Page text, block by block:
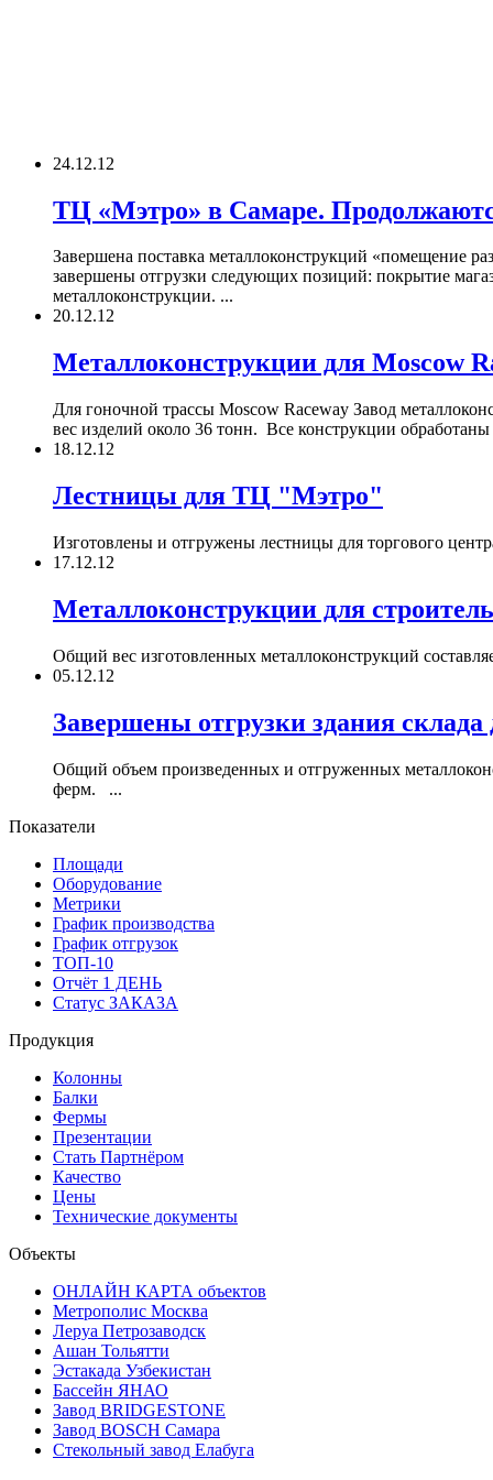
24.12.12
ТЦ «Мэтро» в Самаре.
Завершена поставка металлоконструкций «помещение
завершены отгрузки следующих позиций: покрытие
металлоконструкции. ...
20.12.12
Металлоконструкции для Moscow
Для гоночной трассы Moscow Raceway Завод
вес изделий около 36 тонн. Все конструкции
18.12.12
Лестницы для ТЦ "Мэтро"
Изготовлены и отгружены лестницы для торгового
17.12.12
Металлоконструкции для
Общий вес изготовленных металлоконструкций
05.12.12
Завершены отгрузки здания
Общий объем произведенных и отгруженных
ферм. ...
Показатели
Площади
Оборудование
Метрики
График производства
График отгрузок
ТОП-10
Отчёт 1 ДЕНЬ
Статус ЗАКАЗА
Продукция
Колонны
Балки
Фермы
Презентации
Стать Партнёром
Качество
Цены
Технические документы
Объекты
ОНЛАЙН КАРТА объектов
Метрополис Москва
Леруа Петрозаводск
Ашан Тольятти
Эстакада Узбекистан
Бассейн ЯНАО
Завод BRIDGESTONE
Завод BOSCH Самара
Стекольный завод Елабуга